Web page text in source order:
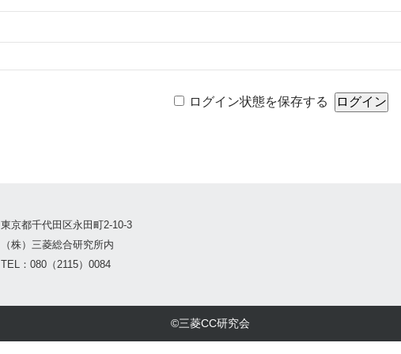
ログイン状態を保存する
東京都千代田区永田町2-10-3
（株）三菱総合研究所内
TEL：080（2115）0084
©三菱CC研究会